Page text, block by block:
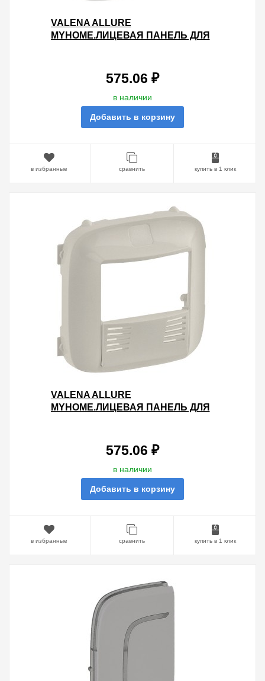
VALENA ALLURE
MYHOME.ЛИЦЕВАЯ ПАНЕЛЬ ДЛЯ
575.06 ₽
в наличии
Добавить в корзину
в избранные сравнить купить в 1 клик
VALENA ALLURE
MYHOME.ЛИЦЕВАЯ ПАНЕЛЬ ДЛЯ
575.06 ₽
в наличии
Добавить в корзину
в избранные сравнить купить в 1 клик